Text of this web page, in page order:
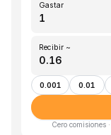
Gastar
Recibir ~
0.001 0.01
Cero comisiones